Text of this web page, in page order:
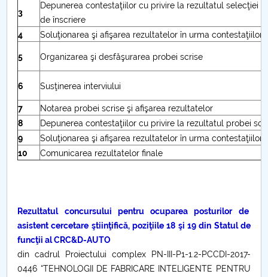
Etape şi activităţi PC1
Diseminare rezultate PC1
Galerie foto
Anunturi
Colaboratori UPIT
3
Depunerea contestaţiilor cu privire la rezultatul selecţiei
de înscriere
4
Soluţionarea şi afişarea rezultatelor în urma contestaţiilor
5 Organizarea şi desfăşurarea probei scrise
6 Susţinerea interviului
7
Notarea probei scrise şi afişarea rezultatelor
8
Depunerea contestaţiilor cu privire la rezultatul probei
9
Soluţionarea şi afişarea rezultatelor în urma contestaţiilor
10
Comunicarea rezultatelor finale
Rezultatul concursului pentru ocuparea posturilor de
asistent cercetare ştiinţifică, poziţiile 18 şi 19 din Statul de
funcţii al CRC&D-AUTO
din cadrul Proiectului complex PN-III-P1-1.2-PCCDI-2017-
0446 “TEHNOLOGII DE FABRICARE INTELIGENTE PENTRU